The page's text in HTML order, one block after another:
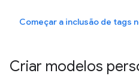
Começar a inclusão de tags
Criar modelos